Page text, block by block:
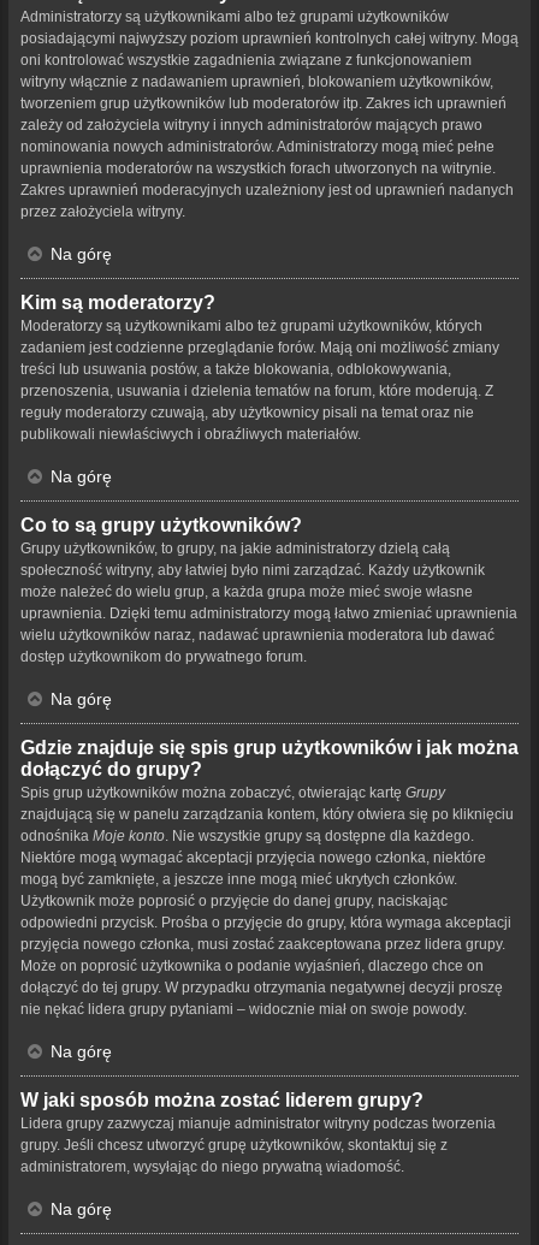
Administratorzy są użytkownikami albo też grupami użytkowników
posiadającymi najwyższy poziom uprawnień kontrolnych całej witryny. Mogą
oni kontrolować wszystkie zagadnienia związane z funkcjonowaniem
witryny włącznie z nadawaniem uprawnień, blokowaniem użytkowników,
tworzeniem grup użytkowników lub moderatorów itp. Zakres ich uprawnień
zależy od założyciela witryny i innych administratorów mających prawo
nominowania nowych administratorów. Administratorzy mogą mieć pełne
uprawnienia moderatorów na wszystkich forach utworzonych na witrynie.
Zakres uprawnień moderacyjnych uzależniony jest od uprawnień nadanych
przez założyciela witryny.
Na górę
Kim są moderatorzy?
Moderatorzy są użytkownikami albo też grupami użytkowników, których
zadaniem jest codzienne przeglądanie forów. Mają oni możliwość zmiany
treści lub usuwania postów, a także blokowania, odblokowywania,
przenoszenia, usuwania i dzielenia tematów na forum, które moderują. Z
reguły moderatorzy czuwają, aby użytkownicy pisali na temat oraz nie
publikowali niewłaściwych i obraźliwych materiałów.
Na górę
Co to są grupy użytkowników?
Grupy użytkowników, to grupy, na jakie administratorzy dzielą całą
społeczność witryny, aby łatwiej było nimi zarządzać. Każdy użytkownik
może należeć do wielu grup, a każda grupa może mieć swoje własne
uprawnienia. Dzięki temu administratorzy mogą łatwo zmieniać uprawnienia
wielu użytkowników naraz, nadawać uprawnienia moderatora lub dawać
dostęp użytkownikom do prywatnego forum.
Na górę
Gdzie znajduje się spis grup użytkowników i jak można
dołączyć do grupy?
Spis grup użytkowników można zobaczyć, otwierając kartę Grupy
znajdującą się w panelu zarządzania kontem, który otwiera się po kliknięciu
odnośnika Moje konto . Nie wszystkie grupy są dostępne dla każdego.
Niektóre mogą wymagać akceptacji przyjęcia nowego członka, niektóre
mogą być zamknięte, a jeszcze inne mogą mieć ukrytych członków.
Użytkownik może poprosić o przyjęcie do danej grupy, naciskając
odpowiedni przycisk. Prośba o przyjęcie do grupy, która wymaga akceptacji
przyjęcia nowego członka, musi zostać zaakceptowana przez lidera grupy.
Może on poprosić użytkownika o podanie wyjaśnień, dlaczego chce on
dołączyć do tej grupy. W przypadku otrzymania negatywnej decyzji proszę
nie nękać lidera grupy pytaniami – widocznie miał on swoje powody.
Na górę
W jaki sposób można zostać liderem grupy?
Lidera grupy zazwyczaj mianuje administrator witryny podczas tworzenia
grupy. Jeśli chcesz utworzyć grupę użytkowników, skontaktuj się z
administratorem, wysyłając do niego prywatną wiadomość.
Na górę